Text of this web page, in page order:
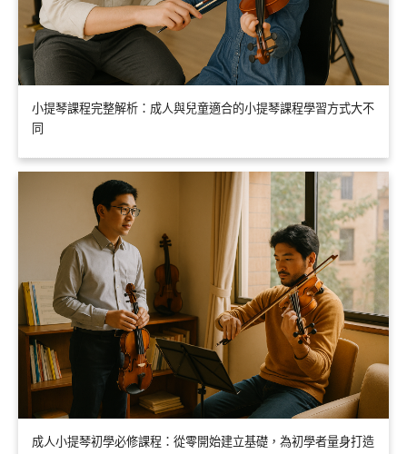
小提琴課程完整解析：成人與兒童適合的小提琴課程學習方式大不
同
成人小提琴初學必修課程：從零開始建立基礎，為初學者量身打造